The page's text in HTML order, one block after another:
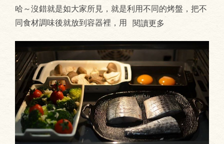
哈～沒錯就是如大家所見，就是利用不同的烤盤，把不
同食材調味後就放到容器裡，用 閱讀更多